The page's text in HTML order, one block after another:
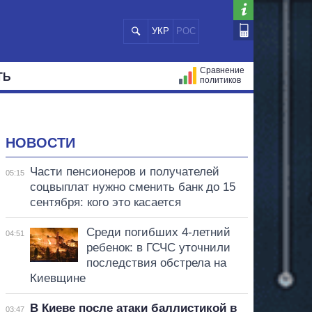
УКР РОС
Сравнение
политиков
НОВОСТИ
05:15
Части пенсионеров и получателей
соцвыплат нужно сменить банк до 15
сентября: кого это касается
04:51
Среди погибших 4-летний
ребенок: в ГСЧС уточнили
последствия обстрела на
Киевщине
03:47
В Киеве после атаки баллистикой в